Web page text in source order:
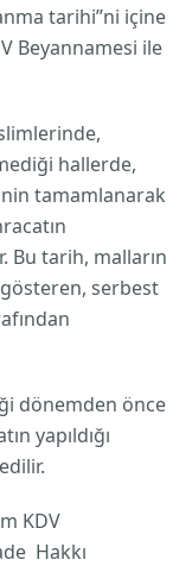
tarihi”ni içine
Beyannamesi ile
hallerde,
tamamlanarak
Bu tarih, malların
gösteren, serbest
dönemden önce
yapıldığı
KDV
Hakkı